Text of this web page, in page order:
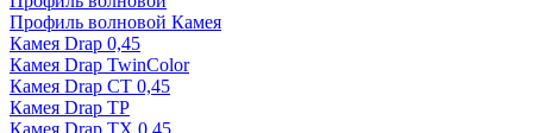
Профиль волновой Камея
Камея Drap 0,45
Камея Drap TwinColor
Камея Drap СТ 0,45
Камея Drap ТР
Камея Drap ТХ 0,45